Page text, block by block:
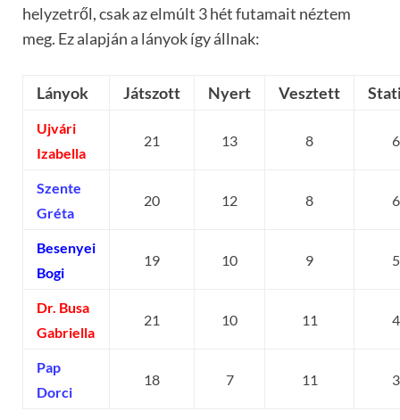
helyzetről, csak az elmúlt 3 hét futamait néztem
meg. Ez alapján a lányok így állnak:
Lányok Játszott Nyert Vesztett
Ujvári
Izabella
21 13 8
Szente
Gréta
20 12 8
Besenyei
Bogi
19 10 9
Dr. Busa
Gabriella
21 10 11
Pap
Dorci
18 7 11